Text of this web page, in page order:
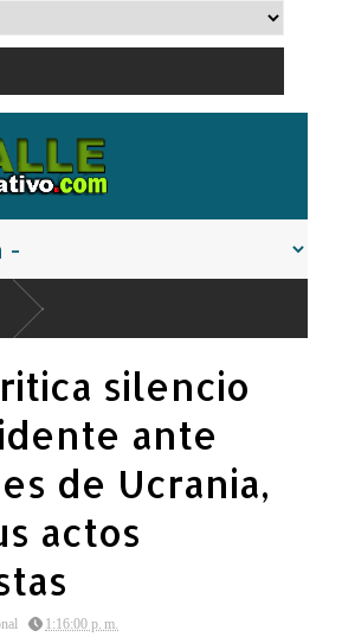
silencio
ante
de Ucrania,
actos
1:16:00 p. m.